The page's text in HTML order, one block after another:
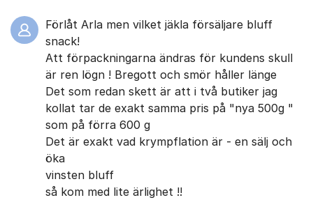
Förlåt Arla men vilket jäkla försäljare bluff
snack!
Att förpackningarna ändras för kundens skull
är ren lögn ! Bregott och smör håller länge
Det som redan skett är att i två butiker jag
kollat tar de exakt samma pris på "nya 500g "
som på förra 600 g
Det är exakt vad krympflation är - en sälj och
öka
vinsten bluff
så kom med lite ärlighet !!